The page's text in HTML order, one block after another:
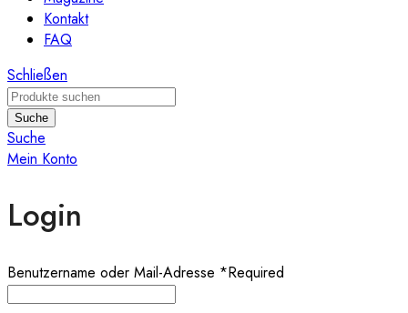
Kontakt
FAQ
Schließen
Suche
Suche
Mein Konto
Login
Benutzername oder Mail-Adresse *Required